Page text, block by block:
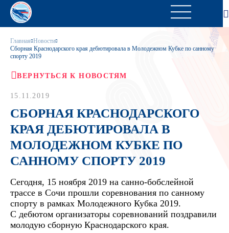
Главная Новости
Сборная Краснодарского края дебютировала в Молодежном Кубке по санному
спорту 2019
ВЕРНУТЬСЯ К НОВОСТЯМ
15.11.2019
СБОРНАЯ КРАСНОДАРСКОГО
КРАЯ ДЕБЮТИРОВАЛА В
МОЛОДЕЖНОМ КУБКЕ ПО
САННОМУ СПОРТУ 2019
Сегодня, 15 ноября 2019 на санно-бобслейной
трассе в Сочи прошли соревнования по санному
спорту в рамках Молодежного Кубка 2019.
С дебютом организаторы соревнований поздравили
молодую сборную Краснодарского края.